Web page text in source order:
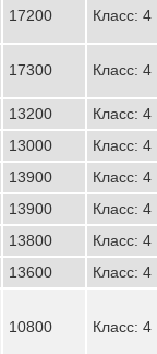
17200 Класс: 4
17300 Класс: 4
13200
Класс: 4
13000
Класс: 4
13900
Класс: 4
13900
Класс: 4
13800
Класс: 4
13600
Класс: 4
10800 Класс: 4